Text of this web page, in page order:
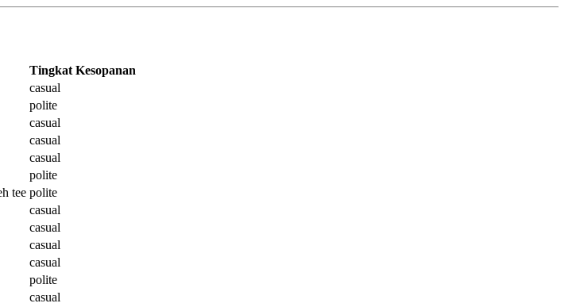
Tingkat Kesopanan
casual
polite
casual
casual
casual
polite
tee polite
casual
casual
casual
casual
polite
casual